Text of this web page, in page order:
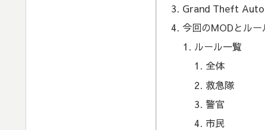
Grand Theft Auto
今回のMODとルー
ルール一覧
全体
救急隊
警官
市民